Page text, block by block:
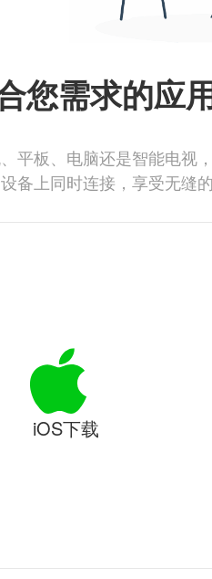
您需求的应
平板、电脑还是智能电视
备上同时连接，享受无缝的
iOS下载